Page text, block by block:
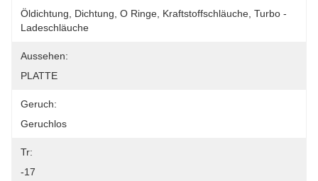
Öldichtung, Dichtung, O Ringe, Kraftstoffschläuche, Turbo -
Ladeschläuche
Aussehen:
PLATTE
Geruch:
Geruchlos
Tr:
-17